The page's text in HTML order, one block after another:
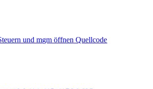
und mgm öffnen Quellcode